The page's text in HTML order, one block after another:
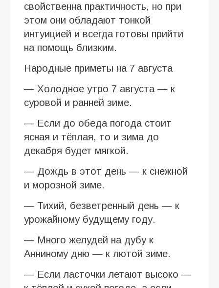
свойственна практичность, но при
этом они обладают тонкой
интуицией и всегда готовы прийти
на помощь близким.
Народные приметы на 7 августа
— Холодное утро 7 августа — к
суровой и ранней зиме.
— Если до обеда погода стоит
ясная и тёплая, то и зима до
декабря будет мягкой.
— Дождь в этот день — к снежной
и морозной зиме.
— Тихий, безветренный день — к
урожайному будущему году.
— Много желудей на дубу к
Анниному дню — к лютой зиме.
— Если ласточки летают высоко —